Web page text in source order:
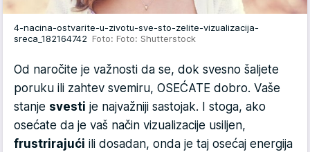
4-nacina-ostvarite-u-zivotu-sve-sto-zelite-vizualizacija-
sreca_182164742 Foto: Foto: Shutterstock
Od naročite je važnosti da se, dok svesno šaljete
poruku ili zahtev svemiru, OSEĆATE dobro. Vaše
stanje svesti je najvažniji sastojak. I stoga, ako
osećate da je vaš način vizualizacije usiljen,
frustrirajući ili dosadan, onda je taj osećaj energija